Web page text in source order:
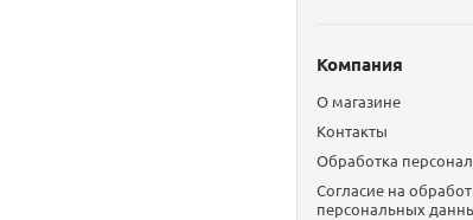
Компания
О магазине
Контакты
Обработка
Согласие на
персональных